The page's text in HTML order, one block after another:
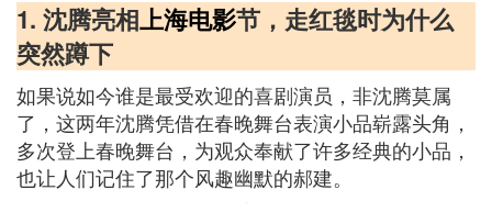
1. 沈腾亮相上海电影节，走红毯时为什么
突然蹲下
如果说如今谁是最受欢迎的喜剧演员，非沈腾莫属
了，这两年沈腾凭借在春晚舞台表演小品崭露头角，
多次登上春晚舞台，为观众奉献了许多经典的小品，
也让人们记住了那个风趣幽默的郝建。